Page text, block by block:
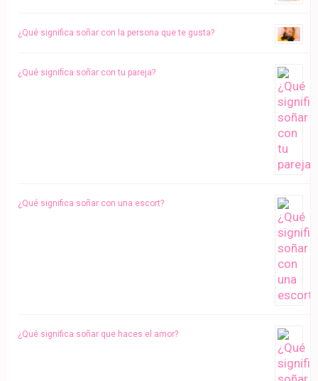
¿Qué significa soñar con la persona que te gusta?
¿Qué significa soñar con tu pareja?
¿Qué significa soñar con una escort?
¿Qué significa soñar que haces el amor?